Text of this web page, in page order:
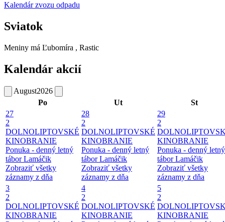
Kalendár zvozu odpadu
Sviatok
Meniny má Ľubomíra , Rastic
Kalendár akcií
August2026
Po
Ut
St
27
2
DOLNOLIPTOVSKÉ
KINOBRANIE
Ponuka - denný letný
tábor Lamáčik
Zobraziť všetky
záznamy z dňa
28
2
DOLNOLIPTOVSKÉ
KINOBRANIE
Ponuka - denný letný
tábor Lamáčik
Zobraziť všetky
záznamy z dňa
29
2
KINOBRANIE
Ponuka - denný letný
tábor Lamáčik
Zobraziť všetky
záznamy z dňa
3
2
DOLNOLIPTOVSKÉ
KINOBRANIE
4
2
DOLNOLIPTOVSKÉ
KINOBRANIE
5
2
KINOBRANIE